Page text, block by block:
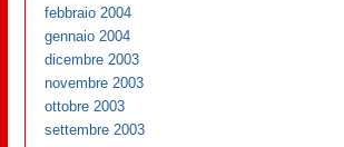
febbraio 2004
gennaio 2004
dicembre 2003
novembre 2003
ottobre 2003
settembre 2003